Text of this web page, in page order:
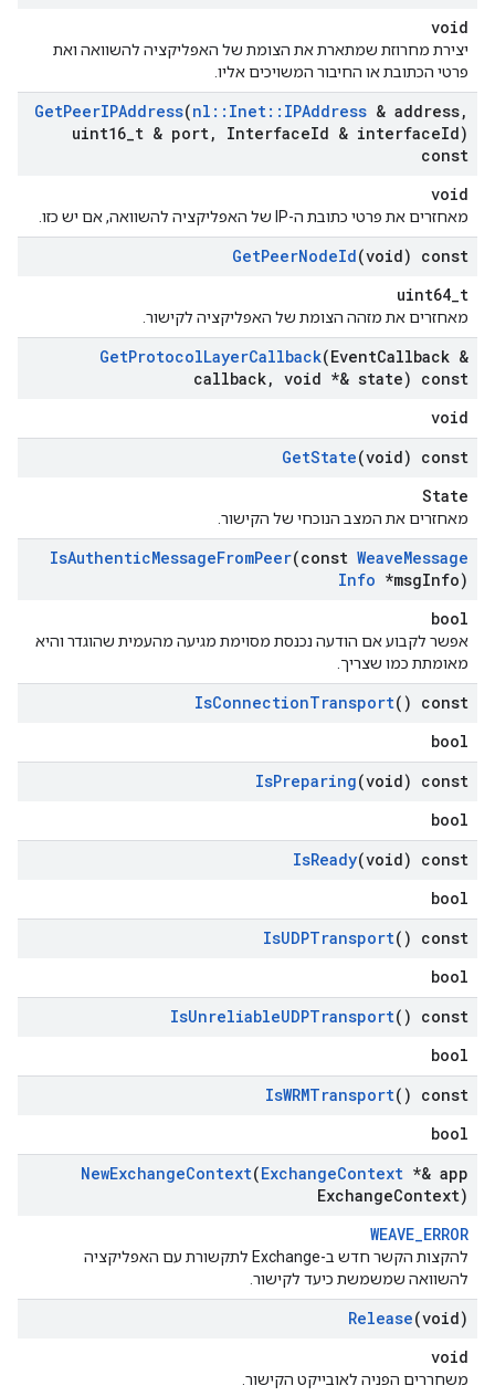
void
יצירת מחרוזת שמתארת את הצומת של האפליקציה להשוואה ואת
פרטי הכתובת או החיבור המשויכים אליו.
GetPeerIPAddress(nl :: Inet:: IPAddress & address,
uint16 t & port, InterfaceId & interfaceId)
const
void
מאחזרים את פרטי כתובת ה-IP של האפליקציה להשוואה, אם יש כזו.
GetPeerNodeId(void) const
uint64_t
מאחזרים את מזהה הצומת של האפליקציה לקישור.
GetProtocolLayerCallback(EventCallback &
callback, void *& state) const
void
GetState(void) const
State
מאחזרים את המצב הנוכחי של הקישור.
IsAuthenticMessageFromPeer(const WeaveMessage
Info *msgInfo)
bool
אפשר לקבוע אם הודעה נכנסת מסוימת מגיעה מהעמית שהוגדר והיא
מאומתת כמו שצריך.
IsConnectionTransport() const
bool
IsPreparing(void) const
bool
IsReady(void) const
bool
IsUDPTransport() const
bool
IsUnreliableUDPTransport() const
bool
IsWRMTransport() const
bool
NewExchangeContext(ExchangeContext *& app
ExchangeContext)
WEAVE_ERROR
להקצות הקשר חדש ב-Exchange לתקשורת עם האפליקציה
להשוואה שמשמשת כיעד לקישור.
Release(void)
void
משחררים הפניה לאובייקט הקישור.